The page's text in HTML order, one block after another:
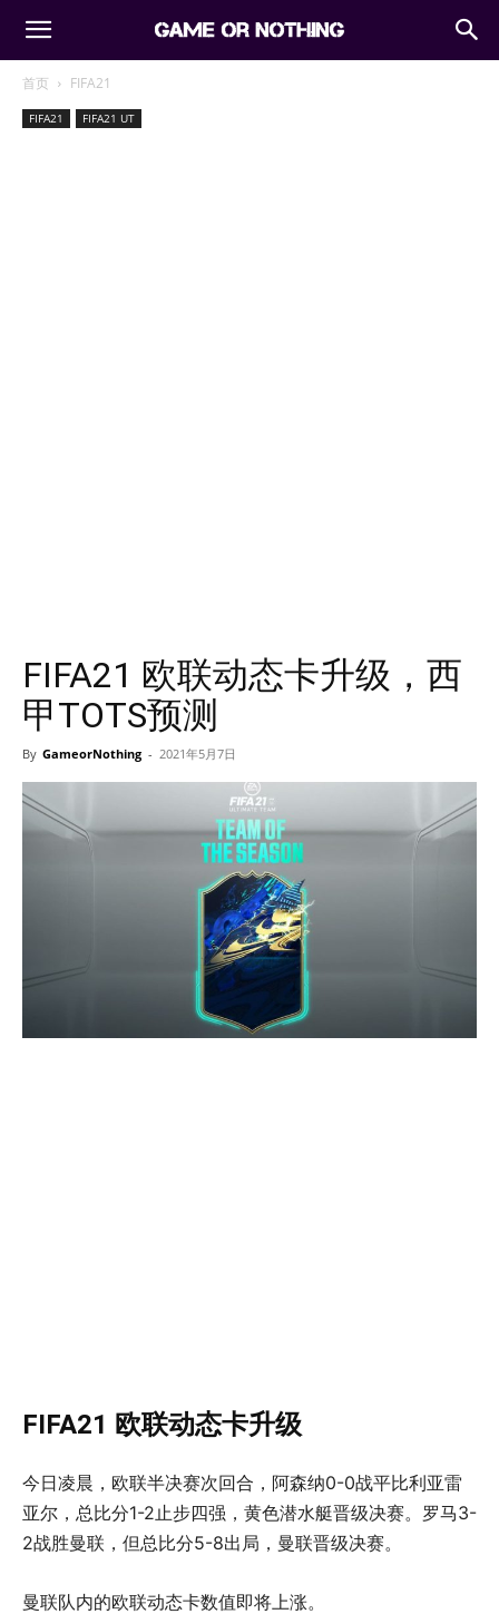
首页 FIFA21
FIFA21 FIFA21 UT
FIFA21 欧联动态卡升级，西
甲TOTS预测
By GameorNothing - 2021年5月7日
FIFA21 欧联动态卡升级
今日凌晨，欧联半决赛次回合，阿森纳0-0战平比利亚雷
亚尔，总比分1-2止步四强，黄色潜水艇晋级决赛。罗马3-
2战胜曼联，但总比分5-8出局，曼联晋级决赛。
曼联队内的欧联动态卡数值即将上涨。